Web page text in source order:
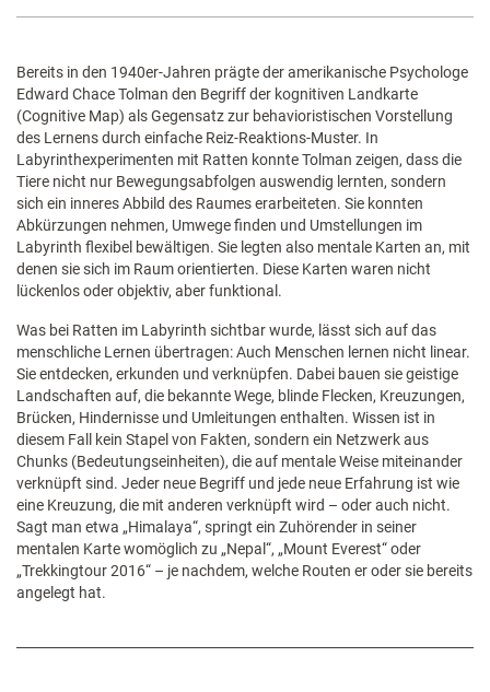
Bereits in den 1940er-Jahren prägte der amerikanische Psychologe
Edward Chace Tolman den Begriff der kognitiven Landkarte
(Cognitive Map) als Gegensatz zur behavioristischen Vorstellung
des Lernens durch einfache Reiz-Reaktions-Muster. In
Labyrinthexperimenten mit Ratten konnte Tolman zeigen, dass die
Tiere nicht nur Bewegungsabfolgen auswendig lernten, sondern
sich ein inneres Abbild des Raumes erarbeiteten. Sie konnten
Abkürzungen nehmen, Umwege finden und Umstellungen im
Labyrinth flexibel bewältigen. Sie legten also mentale Karten an, mit
denen sie sich im Raum orientierten. Diese Karten waren nicht
lückenlos oder objektiv, aber funktional.
Was bei Ratten im Labyrinth sichtbar wurde, lässt sich auf das
menschliche Lernen übertragen: Auch Menschen lernen nicht linear.
Sie entdecken, erkunden und verknüpfen. Dabei bauen sie geistige
Landschaften auf, die bekannte Wege, blinde Flecken, Kreuzungen,
Brücken, Hindernisse und Umleitungen enthalten. Wissen ist in
diesem Fall kein Stapel von Fakten, sondern ein Netzwerk aus
Chunks (Bedeutungseinheiten), die auf mentale Weise miteinander
verknüpft sind. Jeder neue Begriff und jede neue Erfahrung ist wie
eine Kreuzung, die mit anderen verknüpft wird – oder auch nicht.
Sagt man etwa „Himalaya“, springt ein Zuhörender in seiner
mentalen Karte womöglich zu „Nepal“, „Mount Everest“ oder
„Trekkingtour 2016“ – je nachdem, welche Routen er oder sie bereits
angelegt hat.